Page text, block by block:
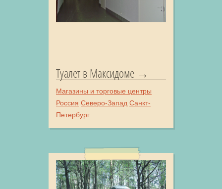
Туалет в Максидоме
Магазины и торговые центры
Россия Северо-Запад Санкт-
Петербург